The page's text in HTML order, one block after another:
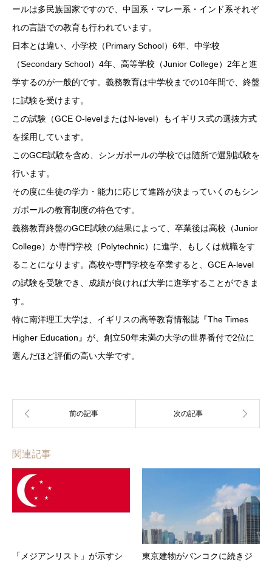
ールは多民族国家ですので、中国系・マレー系・インド系それぞ
れの言語での教育も行われています。
日本とは違い、小学校（Primary School）6年、中学校
（Secondary School）4年、高等学校（Junior College）2年と進
学するのが一般的です。義務教育は中学校までの10年間で、終盤
に試験を受けます。
この試験（GCE O-levelまたはN-level）もイギリス式の選抜方式
を採用しています。
このGCE試験を含め、シンガポールの学校では随所で選別試験を
行います。
その度に生徒の学力・能力に応じて進路が決まっていくのもシン
ガポールの教育制度の特色です。
義務教育終盤のGCE試験の結果によって、卒業後は高校（Junior
College）か専門学校（Polytechnic）に進学、もしくは就職をす
ることになります。高校や専門学校を卒業すると、GCE A-level
の試験を受験でき、成績が良ければ大学に進学することができま
す。
特に南洋理工大学は、イギリスの高等教育情報誌『The Times
Higher Education』が、創立50年未満の大学の世界番付で2位に
選んだほど評価の高い大学です。
関連記事
「メジアンリスト」が示すシ
東京建物がバンコクに続きジ